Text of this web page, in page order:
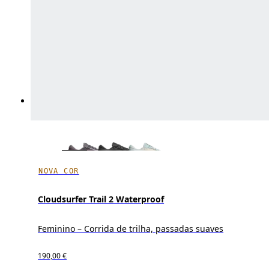
NOVA COR
Cloudsurfer Trail 2 Waterproof
Feminino – Corrida de trilha, passadas suaves
190,00 €